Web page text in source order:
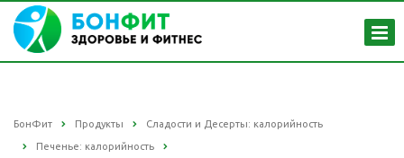
БонФит Продукты Сладости и Десерты: калорийность
Печенье: калорийность